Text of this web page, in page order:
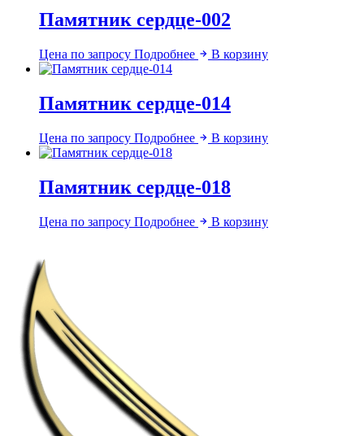
Памятник сердце-002
Цена по запросу Подробнее В корзину
Памятник сердце-014
Цена по запросу Подробнее В корзину
Памятник сердце-018
Цена по запросу Подробнее В корзину